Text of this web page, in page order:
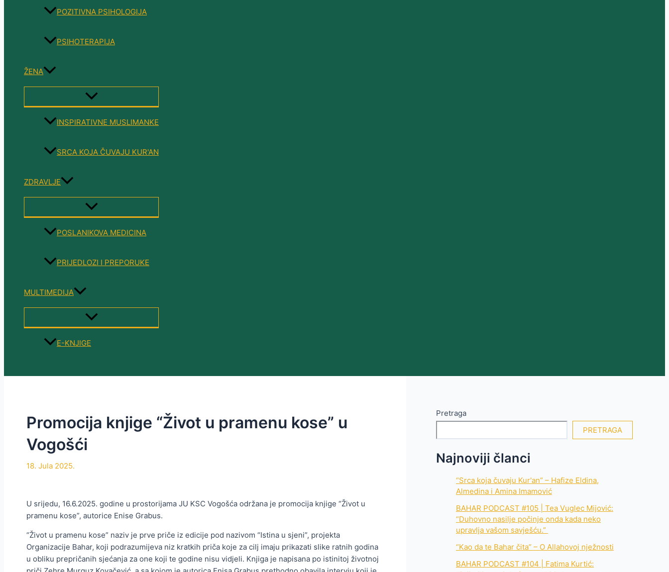
POZITIVNA PSIHOLOGIJA
PSIHOTERAPIJA
ŽENA
MENU
TOGGLE
INSPIRATIVNE MUSLIMANKE
SRCA KOJA ČUVAJU KUR'AN
ZDRAVLJE
MENU
TOGGLE
POSLANIKOVA MEDICINA
PRIJEDLOZI I PREPORUKE
MULTIMEDIJA
MENU
TOGGLE
E-KNJIGE
Promocija knjige “Život u pramenu kose” u
Vogošći
18. Jula 2025.
U srijedu, 16.6.2025. godine u prostorijama JU KSC Vogošća održana je promocija knjige “Život u
pramenu kose”, autorice Enise Grabus.
“Život u pramenu kose” naziv je prve priče iz edicije pod nazivom “Istina u sjeni”, projekta
Organizacije Bahar, koji podrazumijeva niz kratkih priča koje za cilj imaju prikazati slike ratnih godina
u obliku prepričanih sjećanja za one koji te godine nisu vidjeli. Knjiga je napisana po istinitoj životnoj
Pretraga
PRETRAGA
Najnoviji članci
“Srca koja čuvaju Kur'an” – Hafize Eldina,
Almedina i Amina Imamović
BAHAR PODCAST #105 | Tea Vuglec Mijović:
“Duhovno nasilje počinje onda kada neko
upravlja vašom savješću.”
“Kao da te Bahar čita” – O Allahovoj nježnosti
BAHAR PODCAST #104 | Fatima Kurtić: